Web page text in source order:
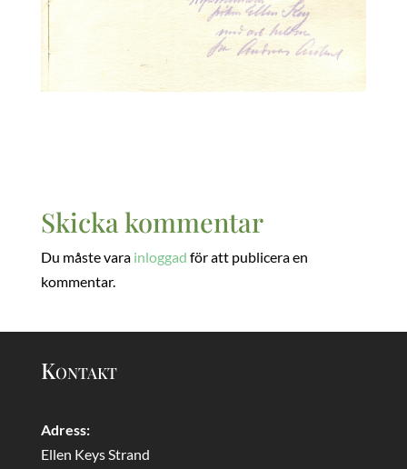
Skicka kommentar
Du måste vara inloggad för att publicera en
kommentar.
Kontakt
Adress:
Ellen Keys Strand